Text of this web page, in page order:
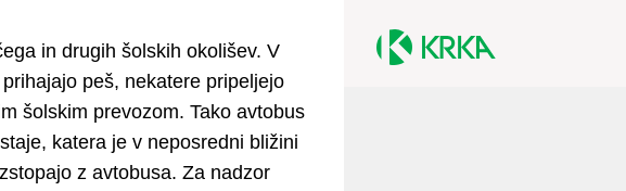
in drugih šolskih okolišev. V
peš, nekatere pripeljejo
šolskim prevozom. Tako avtobus
katera je v neposredni bližini
z avtobusa. Za nadzor